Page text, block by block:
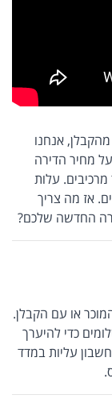
אנחנו
מחיר הדירה
מרכיבים. עלות
אז מה צריך
החדשה שלכם?
או עם הקבלן.
כדי להיערך
עליות במדד